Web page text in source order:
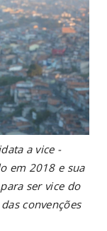
a vice -
em 2018 e sua
ser vice do
convenções